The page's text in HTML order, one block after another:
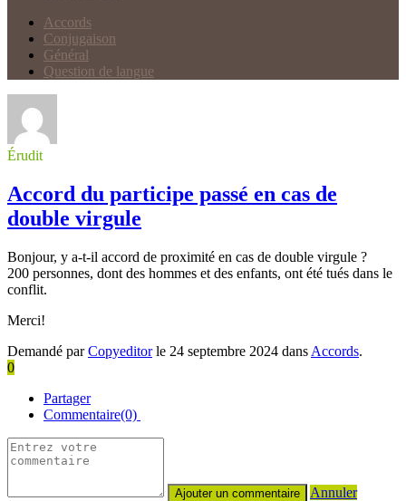
Accords
Conjugaison
Général
Question de langue
Érudit
Accord du participe passé en cas de
double virgule
Bonjour, y a-t-il accord de proximité en cas de double virgule ?
200 personnes, dont des hommes et des enfants, ont été tués dans le
conflit.
Merci!
Demandé parCopyeditorle 24 septembre 2024 dans Accords.
0
Partager
Commentaire(0)
Annuler